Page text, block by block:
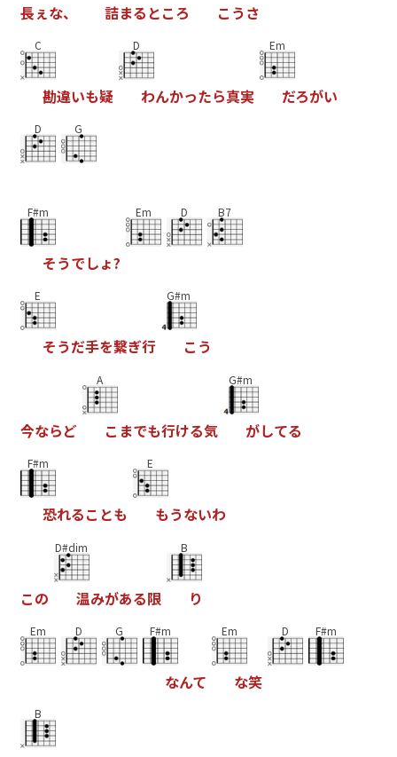
長ぇな、 詰まる ところ こ う さ
C
勘違いも疑
D
わんかったら真実
Em
だろがい
D G
F#m
そうでしょ?
Em D B7
E
そうだ手を繋ぎ行
G#m
こ う
今ならど
A
こ までも行ける気
G#m
がしてる
F#m
恐れるこ とも
E
もうないわ
この
D#dim
温みがある限
B
り
Em D G F#m
なんて
Em
な笑
D F#m
B